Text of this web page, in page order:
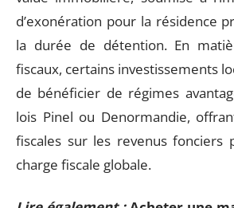
d’exonération pour la résidence
la durée de détention. En
fiscaux, certains investissements
de bénéficier de régimes
lois Pinel ou Denormandie,
fiscales sur les revenus fonciers
charge fiscale globale.